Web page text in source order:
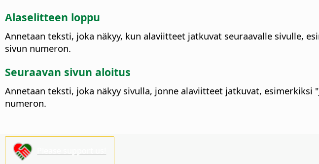
Alaselitteen loppu
Annetaan teksti, joka näkyy, kun alaviitteet jatkuvat seuraavalle sivulle,
sivun numeron.
Seuraavan sivun aloitus
Annetaan teksti, joka näkyy sivulla, jonne alaviitteet jatkuvat,
numeron.